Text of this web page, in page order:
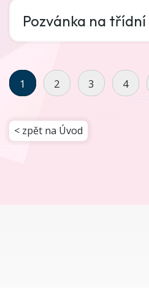
Pozvánka na třídní
1 2 3 4
< zpět na Úvod